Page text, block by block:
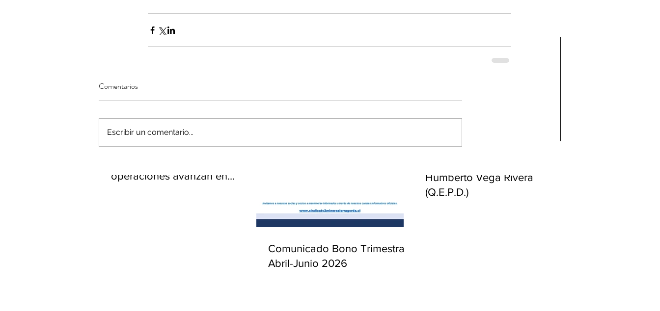
Minería del cobre enfrenta
operaciones avanzan en
Comunicado Bono Trimestral
Abril-Junio 2026
Humberto Vega Rivera
(Q.E.P.D.)
Comentarios
Escribir un comentario...